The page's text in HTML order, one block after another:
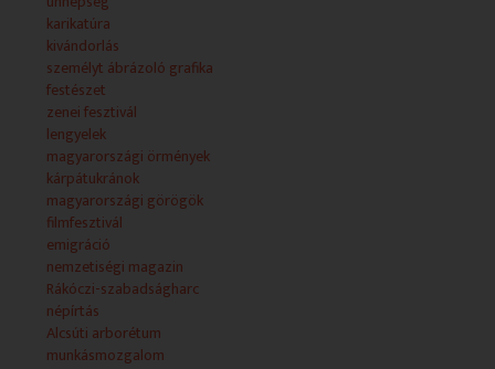
- Június 18-án nyitották meg Dluhopolszky László
kiállítását a Magyarországi Lengyelség Múzeuma és
Levéltára épületében. A kiállításon a karikatúrák mellett
megismerkedhetünk a Dluhopolszky László által
újragondolt árnyképekkel is.
NYILATKOZÓ: Konrad Sutarsky
- A 124 éve született Mály Gerő örmény származású,
erdélyi születésű színész portréja
- Alcsút, arborétum
- Részletek az Eurovizios Dalfesztiválból: az ukrán, a
görög és a lengyel énekesnő dalai
karikatúra
kivándorlás
személyt ábrázoló grafika
festészet
zenei fesztivál
lengyelek
magyarországi örmények
kárpátukránok
magyarországi görögök
filmfesztivál
emigráció
nemzetiségi magazin
Rákóczi-szabadságharc
népírtás
Alcsúti arborétum
munkásmozgalom